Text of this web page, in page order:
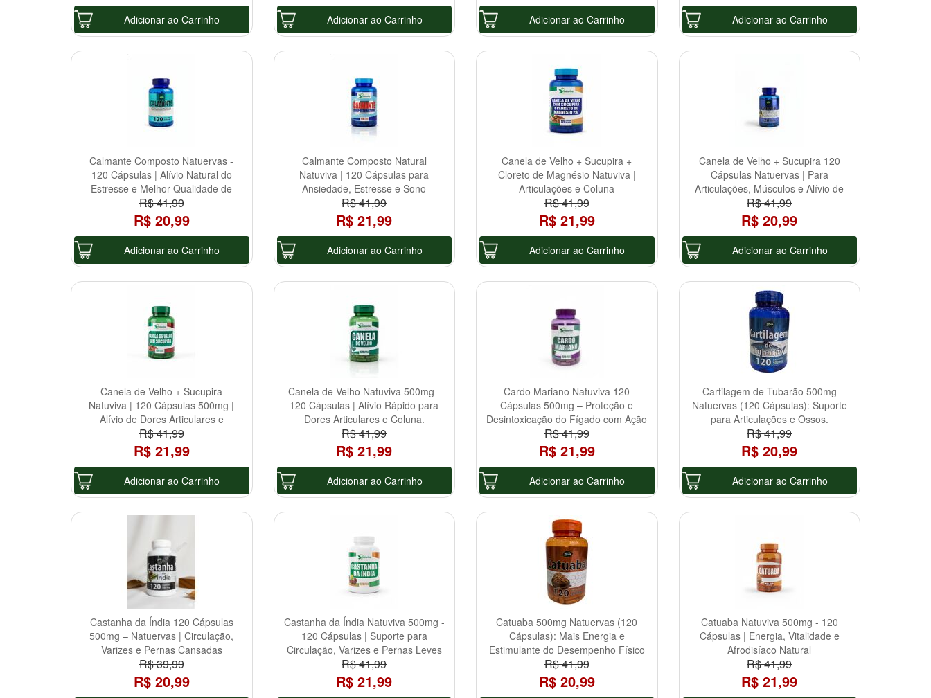
Adicionar ao Carrinho Adicionar ao Carrinho Adicionar ao Carrinho Adicionar ao Carrinho
Calmante Composto Natuervas -
120 Cápsulas | Alívio Natural do
Estresse e Melhor Qualidade de
Sono
R$ 41,99
R$ 20,99
Adicionar ao Carrinho
Calmante Composto Natural
Natuviva | 120 Cápsulas para
Ansiedade, Estresse e Sono
Tranquilo.
R$ 41,99
R$ 21,99
Adicionar ao Carrinho
Canela de Velho + Sucupira +
Cloreto de Magnésio Natuviva |
Articulações e Coluna
R$ 41,99
R$ 21,99
Adicionar ao Carrinho
Canela de Velho + Sucupira 120
Cápsulas Natuervas | Para
Articulações, Músculos e Alívio de
Dores
R$ 41,99
R$ 20,99
Adicionar ao Carrinho
Canela de Velho + Sucupira
Natuviva | 120 Cápsulas 500mg |
Alívio de Dores Articulares e
Reumáticas
R$ 41,99
R$ 21,99
Adicionar ao Carrinho
Canela de Velho Natuviva 500mg -
120 Cápsulas | Alívio Rápido para
Dores Articulares e Coluna.
R$ 41,99
R$ 21,99
Adicionar ao Carrinho
Cardo Mariano Natuviva 120
Cápsulas 500mg – Proteção e
Desintoxicação do Fígado com Ação
Natural!
R$ 41,99
R$ 21,99
Adicionar ao Carrinho
Cartilagem de Tubarão 500mg
Natuervas (120 Cápsulas): Suporte
para Articulações e Ossos.
R$ 41,99
R$ 20,99
Adicionar ao Carrinho
Castanha da Índia 120 Cápsulas
500mg – Natuervas | Circulação,
Varizes e Pernas Cansadas
R$ 39,99
R$ 20,99
Castanha da Índia Natuviva 500mg -
120 Cápsulas | Suporte para
Circulação, Varizes e Pernas Leves
R$ 41,99
R$ 21,99
Catuaba 500mg Natuervas (120
Cápsulas): Mais Energia e
Estimulante do Desempenho Físico
e Mental
R$ 41,99
R$ 20,99
Catuaba Natuviva 500mg - 120
Cápsulas | Energia, Vitalidade e
Afrodisíaco Natural
R$ 41,99
R$ 21,99